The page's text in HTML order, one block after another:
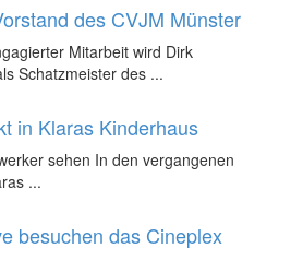
des CVJM Münster
Mitarbeit wird Dirk
Schatzmeister des ...
in Klaras Kinderhaus
sehen In den vergangenen
...
besuchen das Cineplex